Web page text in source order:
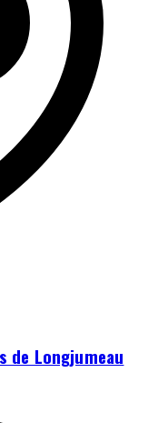
de Longjumeau